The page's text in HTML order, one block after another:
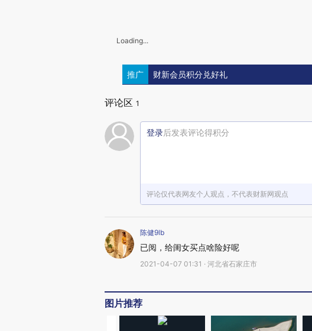
Loading...
推广 财新会员积分兑好礼
评论区 1
登录后发表评论得积分
评论仅代表网友个人观点，不代表财新网观点
陈健9lb
已阅，给闺女买点啥险好呢
2021-04-07 01:31 · 河北省石家庄市
图片推荐